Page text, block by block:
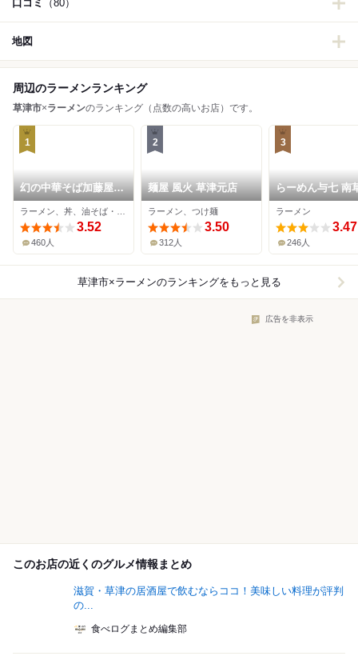
口コミ （80）
地図
周辺のラーメンランキング
草津市×ラーメンのランキング（点数の高いお店）です。
1
幻の中華そば加藤屋
にぼ次朗
3.52
460人
2
麺屋 風火 草津元店
ラーメン、つけ麺
3.50
312人
3
らーめん与七 南
店
ラーメン
3.47
246人
草津市×ラーメンのランキングをもっと見る
広告を非表示
このお店の近くのグルメ情報まとめ
滋賀・草津の居酒屋で飲むならココ！美味しい料理が評判
の...
食べログまとめ編集部